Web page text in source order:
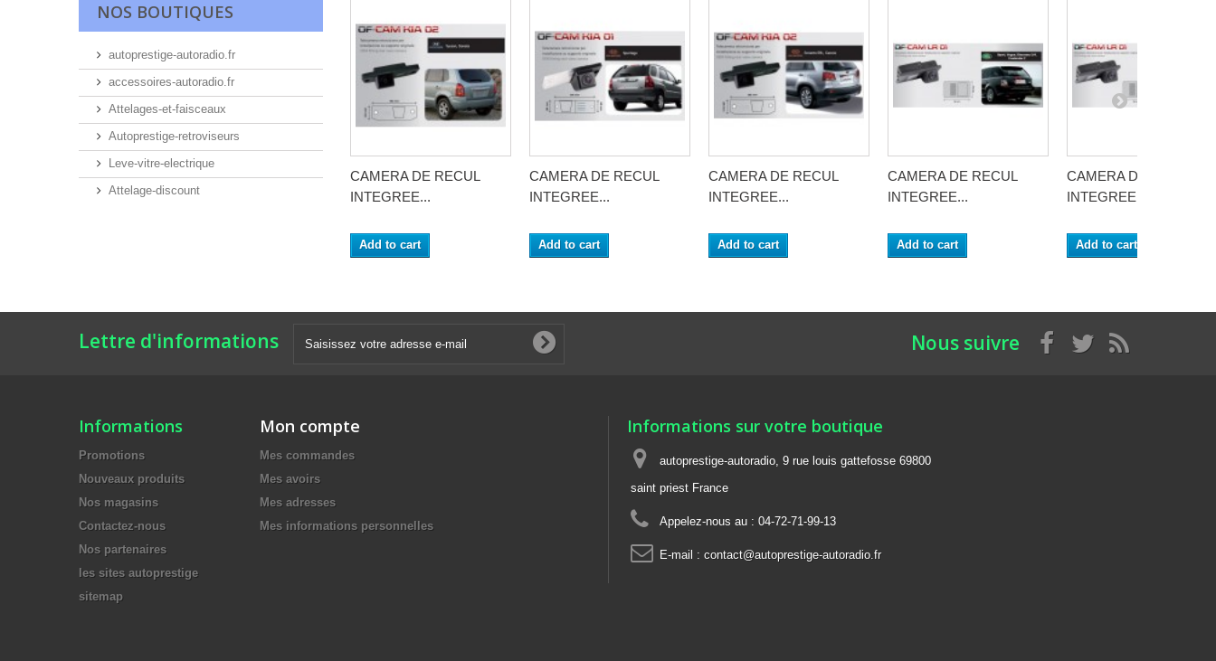
NOS BOUTIQUES
autoprestige-autoradio.fr
accessoires-autoradio.fr
Attelages-et-faisceaux
Autoprestige-retroviseurs
Leve-vitre-electrique
Attelage-discount
CAMERA DE RECUL
INTEGREE...
Add to cart
CAMERA DE RECUL
INTEGREE...
Add to cart
CAMERA DE RECUL
INTEGREE...
Add to cart
CAMERA DE RECUL
INTEGREE...
Add to cart
CAMERA DE RECUL
INTEGREE...
Add to cart
Lettre d'informations Nous suivre
Informations
Promotions
Nouveaux produits
Nos magasins
Contactez-nous
Nos partenaires
les sites autoprestige
sitemap
Mon compte
Mes commandes
Mes avoirs
Mes adresses
Mes informations personnelles
Informations sur votre boutique
autoprestige-autoradio, 9 rue louis gattefosse 69800
saint priest France
Appelez-nous au : 04-72-71-99-13
E-mail : contact@autoprestige-autoradio.fr